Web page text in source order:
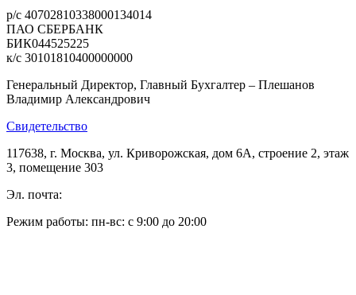
р/с 40702810338000134014
ПАО СБЕРБАНК
БИК044525225
к/с 30101810400000000
Генеральный Директор, Главный Бухгалтер – Плешанов
Владимир Александрович
Свидетельство
117638, г. Москва, ул. Криворожская, дом 6А, строение 2, этаж
3, помещение 303
Эл. почта:
Режим работы: пн-вс: с 9:00 до 20:00